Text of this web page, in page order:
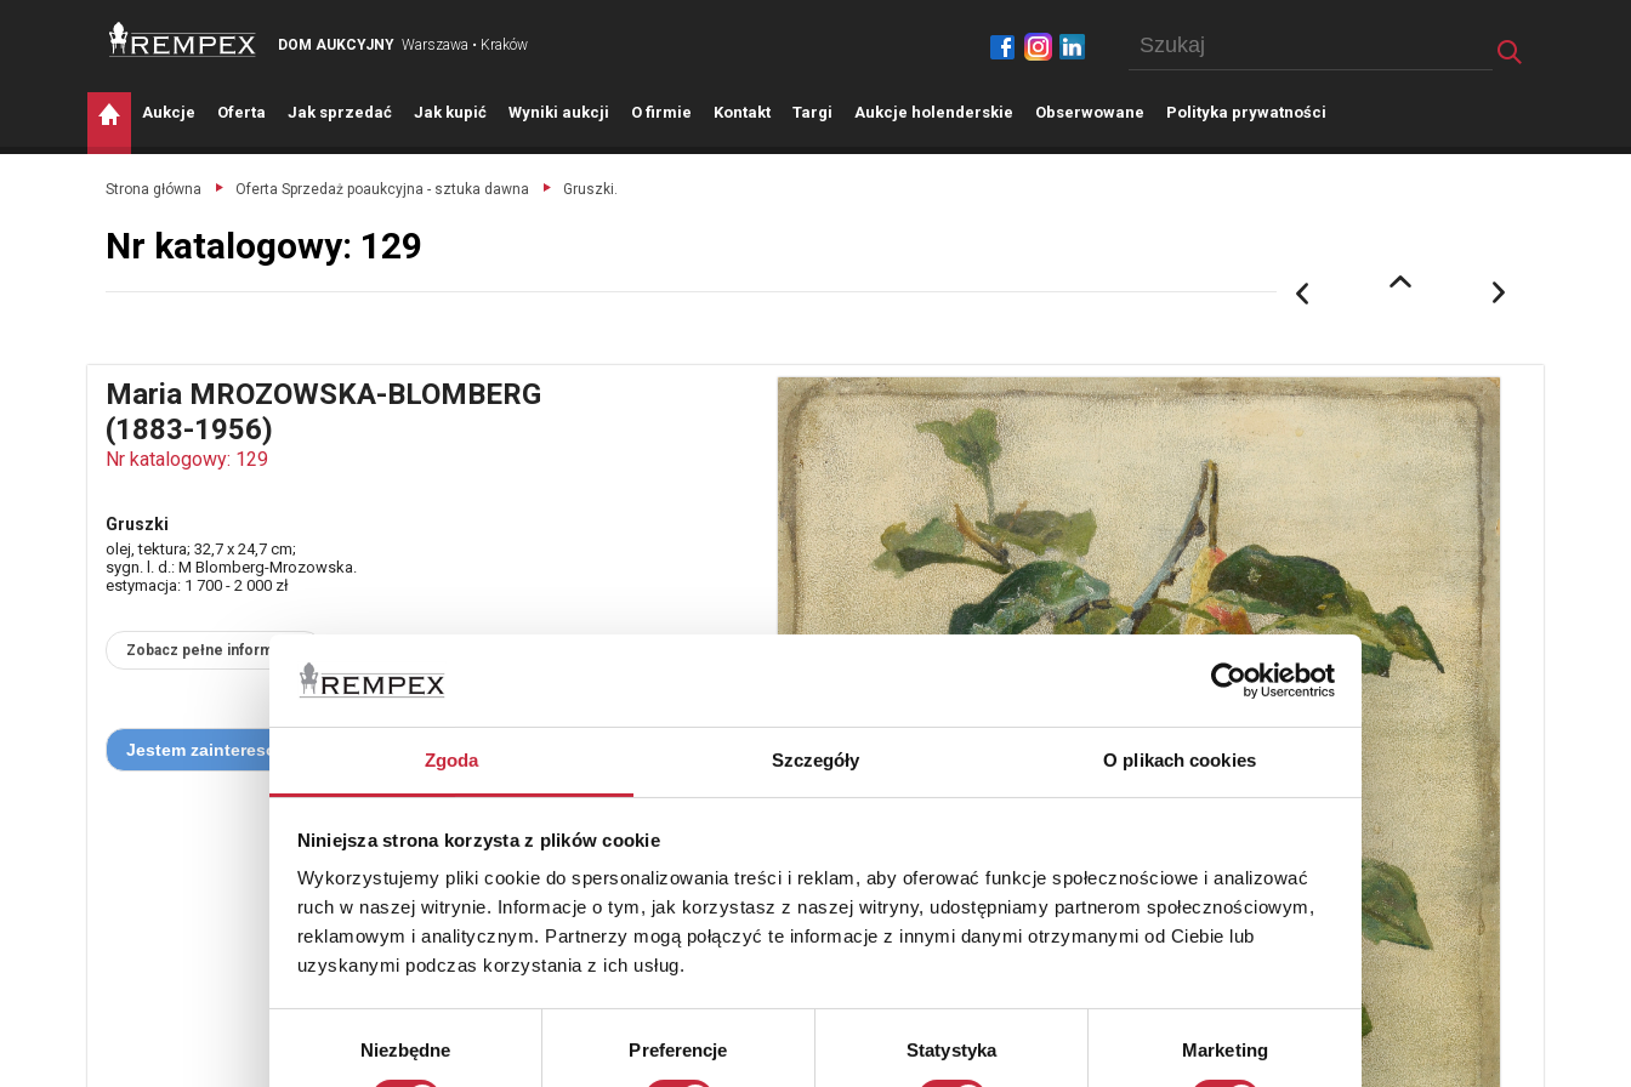
Zgoda Szczegóły O plikach cookies
Niniejsza strona korzysta z plików cookie
Wykorzystujemy pliki cookie do spersonalizowania treści i reklam, aby oferować funkcje społecznościowe i analizować
ruch w naszej witrynie. Informacje o tym, jak korzystasz z naszej witryny, udostępniamy partnerom społecznościowym,
reklamowym i analitycznym. Partnerzy mogą połączyć te informacje z innymi danymi otrzymanymi od Ciebie lub
uzyskanymi podczas korzystania z ich usług.
Niezbędne Preferencje Statystyka Marketing
DOM AUKCYJNY Warszawa • Kraków
Aukcje Oferta Jak sprzedać Jak kupić Wyniki aukcji O firmie Kontakt Targi Aukcje holenderskie Obserwowane Polityka prywatności
Strona główna Oferta Sprzedaż poaukcyjna - sztuka dawna Gruszki.
Nr katalogowy: 129
Maria MROZOWSKA-BLOMBERG
(1883-1956)
Nr katalogowy: 129
Gruszki
olej, tektura; 32,7 x 24,7 cm;
sygn. l. d.: M Blomberg-Mrozowska.
estymacja: 1 700 - 2 000 zł
Zobacz pełne informacje